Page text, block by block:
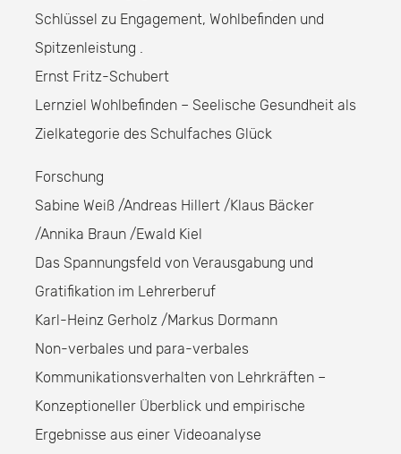
Schlüssel zu Engagement, Wohlbefinden und
Spitzenleistung .
Ernst Fritz-Schubert
Lernziel Wohlbefinden – Seelische Gesundheit als
Zielkategorie des Schulfaches Glück
Forschung
Sabine Weiß /Andreas Hillert /Klaus Bäcker
/Annika Braun /Ewald Kiel
Das Spannungsfeld von Verausgabung und
Gratifikation im Lehrerberuf
Karl-Heinz Gerholz /Markus Dormann
Non-verbales und para-verbales
Kommunikationsverhalten von Lehrkräften –
Konzeptioneller Überblick und empirische
Ergebnisse aus einer Videoanalyse